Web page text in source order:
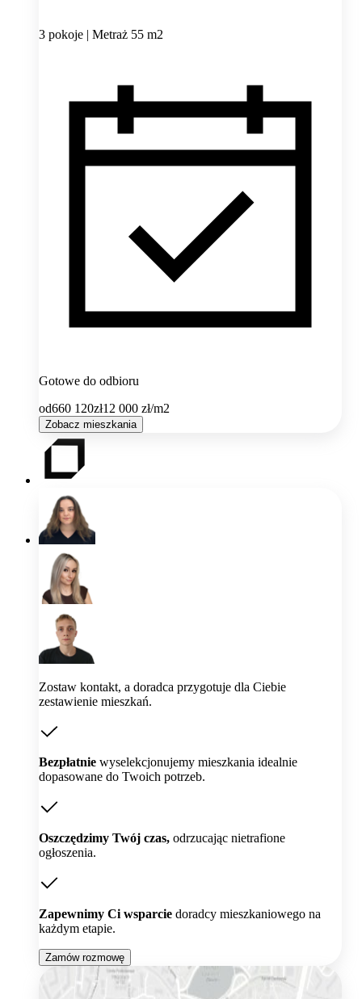
3 pokoje | Metraż 55 m2
Gotowe do odbioru
od660 120zł12 000 zł/m2
Zobacz mieszkania
Zostaw kontakt, a doradca przygotuje dla Ciebie
zestawienie mieszkań.
Bezpłatnie wyselekcjonujemy mieszkania idealnie
dopasowane do Twoich potrzeb.
Oszczędzimy Twój czas, odrzucając nietrafione
ogłoszenia.
Zapewnimy Ci wsparcie doradcy mieszkaniowego na
każdym etapie.
Zamów rozmowę